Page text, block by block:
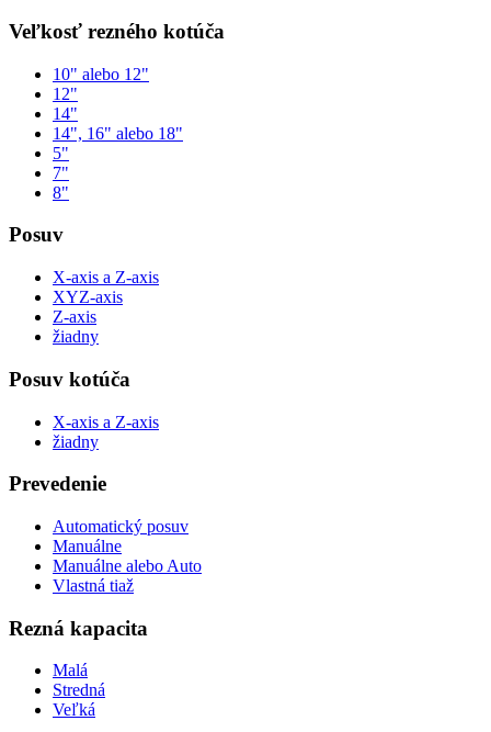
Veľkosť rezného kotúča
10" alebo 12"
12"
14"
14", 16" alebo 18"
5"
7"
8"
Posuv
X-axis a Z-axis
XYZ-axis
Z-axis
žiadny
Posuv kotúča
X-axis a Z-axis
žiadny
Prevedenie
Automatický posuv
Manuálne
Manuálne alebo Auto
Vlastná tiaž
Rezná kapacita
Malá
Stredná
Veľká